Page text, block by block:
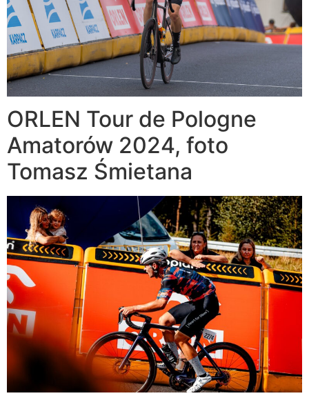
ORLEN Tour de Pologne
Amatorów 2024, foto
Tomasz Śmietana